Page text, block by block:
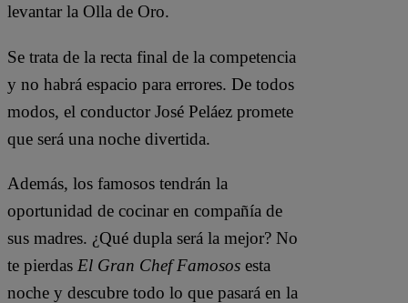
levantar la Olla de Oro.
Se trata de la recta final de la competencia
y no habrá espacio para errores. De todos
modos, el conductor José Peláez promete
que será una noche divertida.
Además, los famosos tendrán la
oportunidad de cocinar en compañía de
sus madres. ¿Qué dupla será la mejor? No
te pierdas El Gran Chef Famosos esta
noche y descubre todo lo que pasará en la